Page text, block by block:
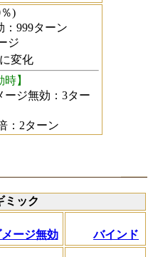
)
：999ターン
ジ
に変化
】
ージ無効：3ター
：2ターン
ミック
ージ無効 バインド